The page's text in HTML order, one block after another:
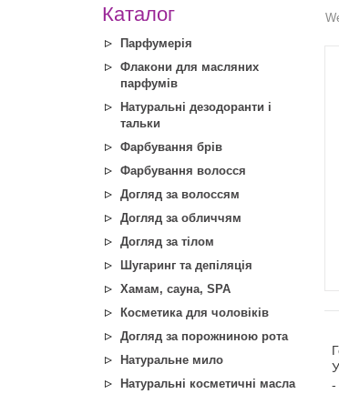
Каталог
Парфумерія
Флакони для масляних
парфумів
Натуральні дезодоранти і
тальки
Фарбування брів
Фарбування волосся
Догляд за волоссям
Догляд за обличчям
Догляд за тілом
Шугаринг та депіляція
Хамам, сауна, SPA
Косметика для чоловіків
Догляд за порожниною рота
Натуральне мило
Натуральні косметичні масла
-